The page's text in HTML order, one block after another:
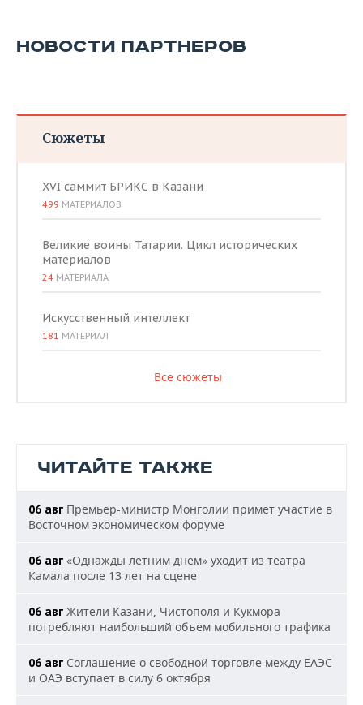
НОВОСТИ ПАРТНЕРОВ
Сюжеты
XVI саммит БРИКС в Казани
499 МАТЕРИАЛОВ
Великие воины Татарии. Цикл исторических
материалов
24 МАТЕРИАЛА
Искусственный интеллект
181 МАТЕРИАЛ
Все сюжеты
ЧИТАЙТЕ ТАКЖЕ
06 авг Премьер-министр Монголии примет участие в
Восточном экономическом форуме
06 авг «Однажды летним днем» уходит из театра
Камала после 13 лет на сцене
06 авг Жители Казани, Чистополя и Кукмора
потребляют наибольший объем мобильного трафика
06 авг Соглашение о свободной торговле между ЕАЭС
и ОАЭ вступает в силу 6 октября